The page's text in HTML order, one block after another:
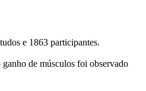
e 1863 participantes.
de músculos foi observado